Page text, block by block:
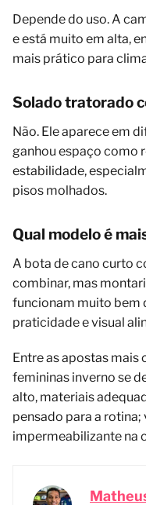
Depende do uso. A
e está muito em alta,
mais prático para
Solado tratorado
Não. Ele aparece em
ganhou espaço como
estabilidade,
pisos molhados.
Qual modelo é
A bota de cano curto
combinar, mas
funcionam muito bem
praticidade e visual
Entre as apostas mais
femininas inverno se
alto, materiais
pensado para a
impermeabilizante na